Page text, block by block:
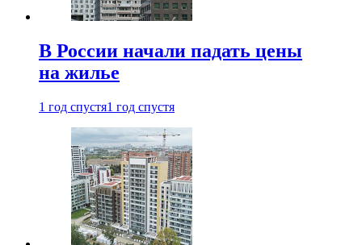
В России начали падать цены
на жилье
1 год спустя1 год спустя